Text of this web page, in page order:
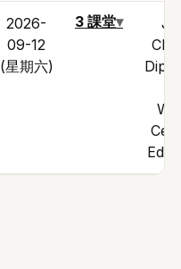
2026-
09-12
(星期六)
3 課堂▾